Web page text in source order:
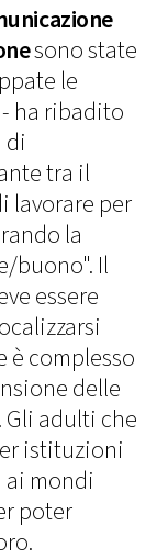
sono state
le
ha ribadito
di
tra il
lavorare per
la
buono". Il
essere
è complesso
delle
adulti che
istituzioni
ai mondi
poter